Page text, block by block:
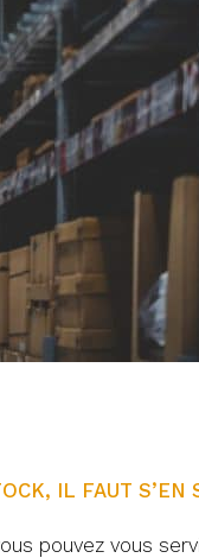
IL FAUT S’EN
pouvez vous